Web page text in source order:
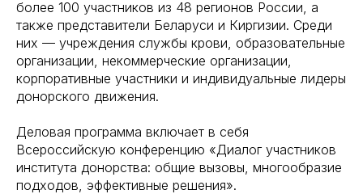
более 100 участников из 48 регионов России, а
также представители Беларуси и Киргизии. Среди
них — учреждения службы крови, образовательные
организации, некоммерческие организации,
корпоративные участники и индивидуальные лидеры
донорского движения.
Деловая программа включает в себя
Всероссийскую конференцию «Диалог участников
института донорства: общие вызовы, многообразие
подходов, эффективные решения».